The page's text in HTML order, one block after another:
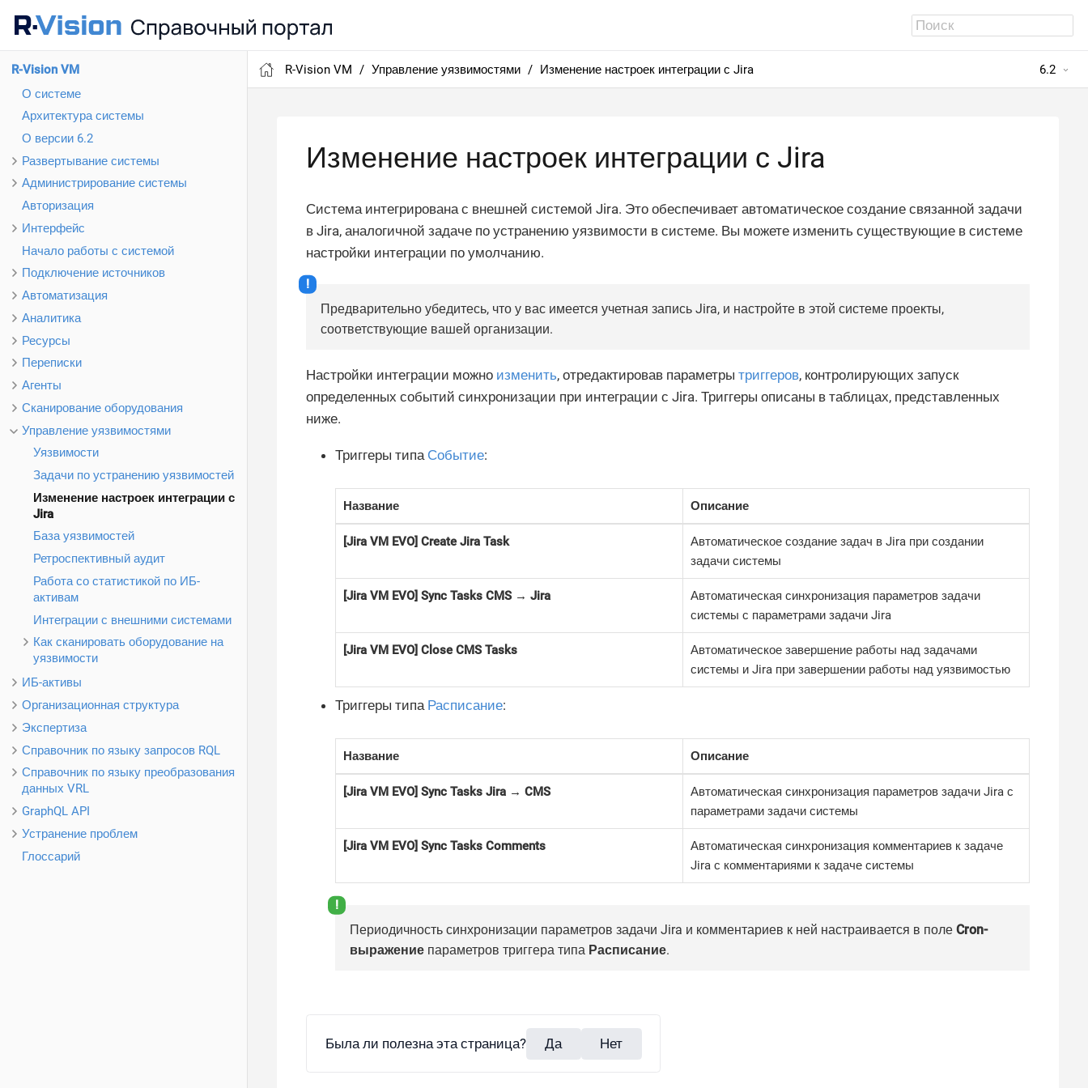
R-Vision VM
О системе
Архитектура системы
О версии 6.2
Развертывание системы
Администрирование системы
Авторизация
Интерфейс
Начало работы с системой
Подключение источников
Автоматизация
Аналитика
Ресурсы
Переписки
Агенты
Сканирование оборудования
Управление уязвимостями
Уязвимости
Задачи по устранению уязвимостей
Изменение настроек интеграции с
Jira
База уязвимостей
Ретроспективный аудит
Работа со статистикой по ИБ-
активам
Интеграции с внешними системами
Как сканировать оборудование на
уязвимости
ИБ-активы
Организационная структура
Экспертиза
Справочник по языку запросов RQL
Справочник по языку преобразования
данных VRL
GraphQL API
Устранение проблем
Глоссарий
R-Vision VM Управление уязвимостями Изменение настроек интеграции с Jira 6.2
Изменение настроек интеграции с Jira
Система интегрирована с внешней системой Jira. Это обеспечивает автоматическое создание связанной задачи
в Jira, аналогичной задаче по устранению уязвимости в системе. Вы можете изменить существующие в системе
настройки интеграции по умолчанию.
Предварительно убедитесь, что у вас имеется учетная запись Jira, и настройте в этой системе проекты,
соответствующие вашей организации.
Настройки интеграции можно изменить, отредактировав параметры триггеров, контролирующих запуск
определенных событий синхронизации при интеграции с Jira. Триггеры описаны в таблицах, представленных
ниже.
Триггеры типа Событие:
Название Описание
[Jira VM EVO] Create Jira Task
Автоматическое создание задач в Jira при создании
задачи системы
[Jira VM EVO] Sync Tasks CMS → Jira
Автоматическая синхронизация параметров задачи
системы с параметрами задачи Jira
[Jira VM EVO] Close CMS Tasks
Автоматическое завершение работы над задачами
системы и Jira при завершении работы над уязвимостью
Триггеры типа Расписание:
Название Описание
[Jira VM EVO] Sync Tasks Jira → CMS
Автоматическая синхронизация параметров задачи Jira с
параметрами задачи системы
[Jira VM EVO] Sync Tasks Comments
Автоматическая синхронизация комментариев к задаче
Jira с комментариями к задаче системы
Периодичность синхронизации параметров задачи Jira и комментариев к ней настраивается в поле Cron-
выражение параметров триггера типа Расписание.
Была ли полезна эта страница? Да Нет